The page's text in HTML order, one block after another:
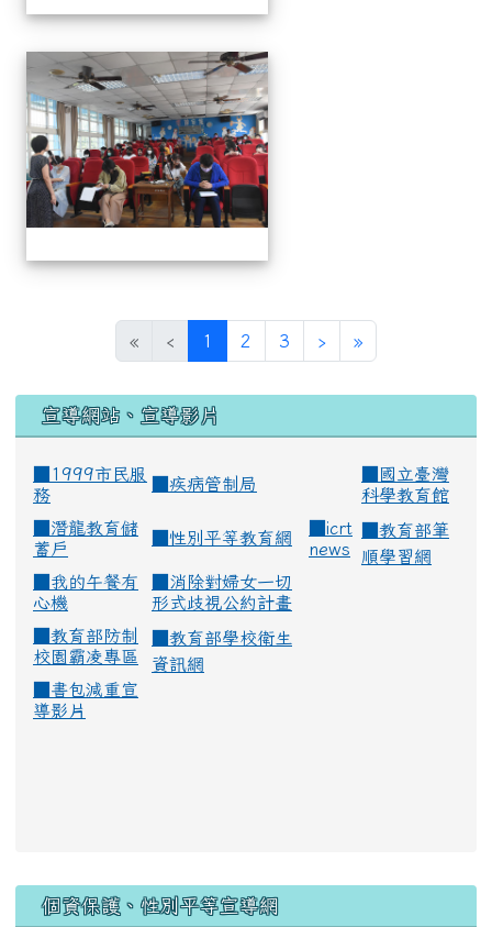
111學年度創意說故事比賽
« ‹ 1 (current)
2 3 › »
宣導網站、宣導影片
■1999市民服
務
疾病管制局
國立臺灣
科學教育館
潛龍教育儲
蓄戶
性別平等教育網
icrt
news
教育部筆
順學習網
我的午餐有
心機
消除對婦女一切
形式歧視公約計畫
教育部防制
校園霸凌專區
教育部學校衛生
資訊網
書包減重宣
導影片
個資保護、性別平等宣導網